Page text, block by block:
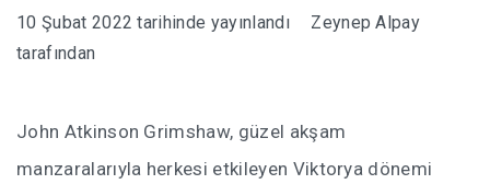
10 Şubat 2022 tarihinde yayınlandı
Zeynep Alpay
tarafından
John Atkinson Grimshaw, güzel akşam
manzaralarıyla herkesi etkileyen Viktorya dönemi